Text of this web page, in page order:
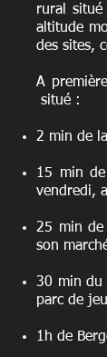
rural
altitude
des sites,
A
situé :
2 min de
15 min
vendredi,
25 min
son
30 min du
parc de
1h de